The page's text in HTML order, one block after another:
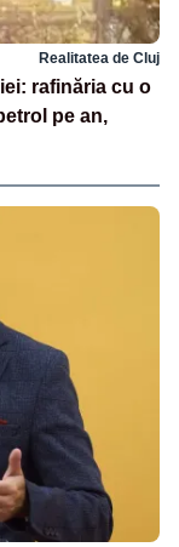
Realitatea de Cluj
rafinăria cu o
pe an,